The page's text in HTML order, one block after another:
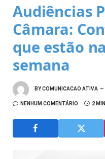
Audiências
Câmara:
que estão
semana
BYCOMUNICACAO ATIVA
NENHUM COMENTÁRIO 2